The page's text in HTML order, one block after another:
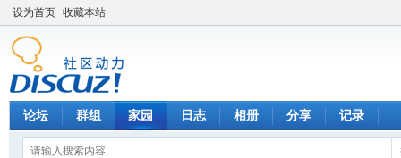
设为首页 收藏本站
论坛 群组 家园 日志 相册 分享 记录